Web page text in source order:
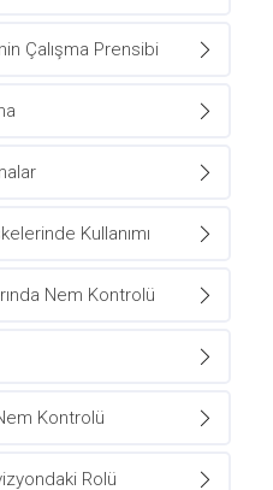
Çalışma Prensibi
Kullanımı
Nem Kontrolü
Kontrolü
Rolü